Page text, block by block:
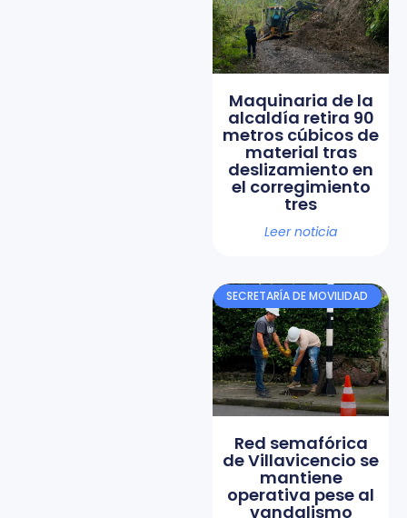
Maquinaria de la
alcaldía retira 90
metros cúbicos de
material tras
deslizamiento en
el corregimiento
tres
Leer noticia
SECRETARÍA DE MOVILIDAD
Red semafórica
de Villavicencio se
mantiene
operativa pese al
vandalismo